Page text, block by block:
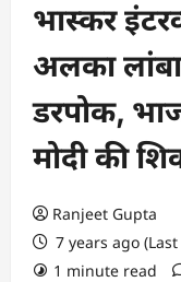
भास्कर
अलका
डरपोक,
मोदी की
Ranjeet Gupta
7 years ago
1 minute read